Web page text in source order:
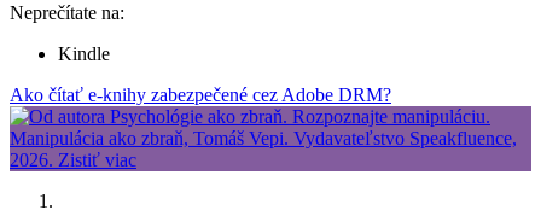
Neprečítate na:
Kindle
Ako čítať e-knihy zabezpečené cez Adobe DRM?